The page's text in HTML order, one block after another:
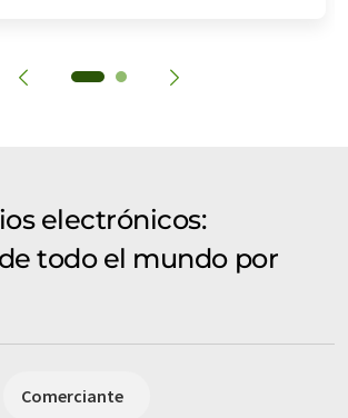
electrónicos:
todo el mundo por
Comerciante